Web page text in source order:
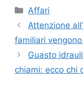
Categorie
Affari
Attenzione
familiari
Guasto
chiami: ecco chi